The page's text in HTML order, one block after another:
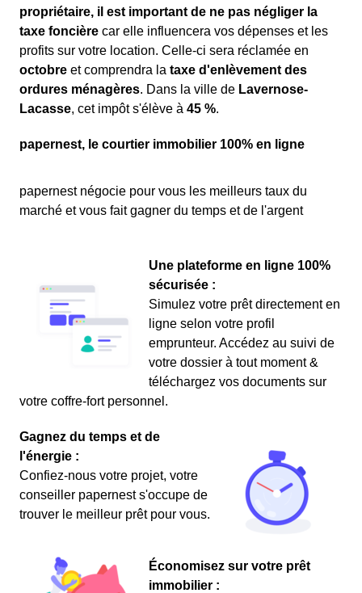
propriétaire, il est important de ne pas négliger la
taxe foncière car elle influencera vos dépenses et les
profits sur votre location. Celle-ci sera réclamée en
octobre et comprendra la taxe d'enlèvement des
ordures ménagères. Dans la ville de Lavernose-
Lacasse, cet impôt s'élève à 45 %.
papernest, le courtier immobilier 100% en ligne
papernest négocie pour vous les meilleurs taux du
marché et vous fait gagner du temps et de l'argent
Une plateforme en ligne 100%
sécurisée :
Simulez votre prêt directement en
ligne selon votre profil
emprunteur. Accédez au suivi de
votre dossier à tout moment &
téléchargez vos documents sur
votre coffre-fort personnel.
Gagnez du temps et de
l'énergie :
Confiez-nous votre projet, votre
conseiller papernest s'occupe de
trouver le meilleur prêt pour vous.
Économisez sur votre prêt
immobilier :